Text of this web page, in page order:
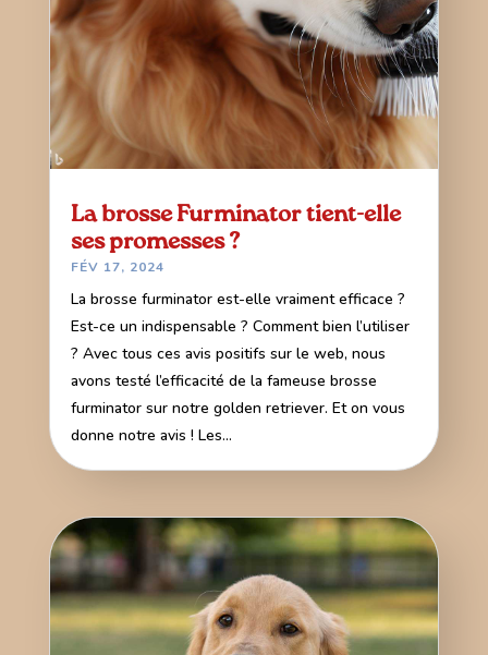
La brosse Furminator tient-elle
ses promesses ?
FÉV 17, 2024
La brosse furminator est-elle vraiment efficace ?
Est-ce un indispensable ? Comment bien l’utiliser
? Avec tous ces avis positifs sur le web, nous
avons testé l’efficacité de la fameuse brosse
furminator sur notre golden retriever. Et on vous
donne notre avis ! Les...